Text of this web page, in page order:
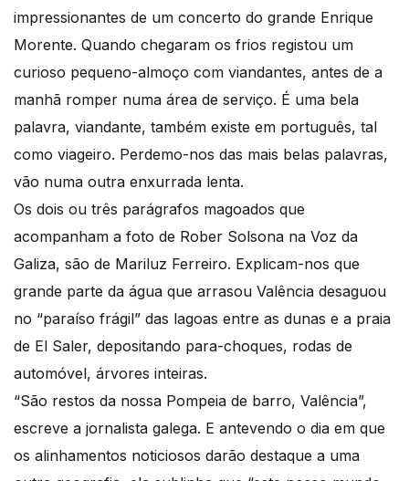
impressionantes de um concerto do grande Enrique
Morente. Quando chegaram os frios registou um
curioso pequeno-almoço com viandantes, antes de a
manhã romper numa área de serviço. É uma bela
palavra, viandante, também existe em português, tal
como viageiro. Perdemo-nos das mais belas palavras,
vão numa outra enxurrada lenta.
Os dois ou três parágrafos magoados que
acompanham a foto de Rober Solsona na Voz da
Galiza, são de Mariluz Ferreiro. Explicam-nos que
grande parte da água que arrasou Valência desaguou
no “paraíso frágil” das lagoas entre as dunas e a praia
de El Saler, depositando para-choques, rodas de
automóvel, árvores inteiras.
“São restos da nossa Pompeia de barro, Valência”,
escreve a jornalista galega. E antevendo o dia em que
os alinhamentos noticiosos darão destaque a uma